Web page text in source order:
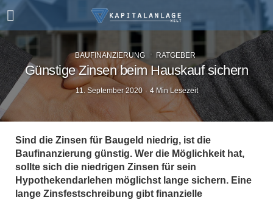
BAUFINANZIERUNG RATGEBER
Günstige Zinsen beim Hauskauf sichern
11. September 2020 4 Min Lesezeit
Sind die Zinsen für Baugeld niedrig, ist die
Baufinanzierung günstig. Wer die Möglichkeit hat,
sollte sich die niedrigen Zinsen für sein
Hypothekendarlehen möglichst lange sichern. Eine
lange Zinsfestschreibung gibt finanzielle